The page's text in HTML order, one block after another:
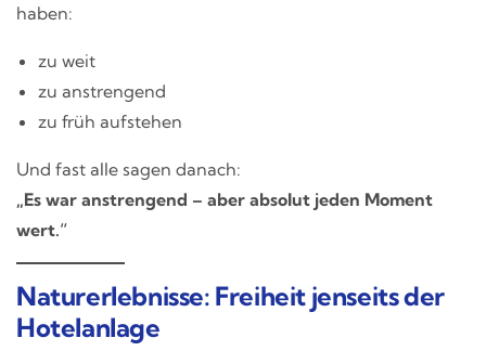
haben:
zu weit
zu anstrengend
zu früh aufstehen
Und fast alle sagen danach:
„Es war anstrengend – aber absolut jeden Moment
wert.“
Naturerlebnisse: Freiheit jenseits der
Hotelanlage